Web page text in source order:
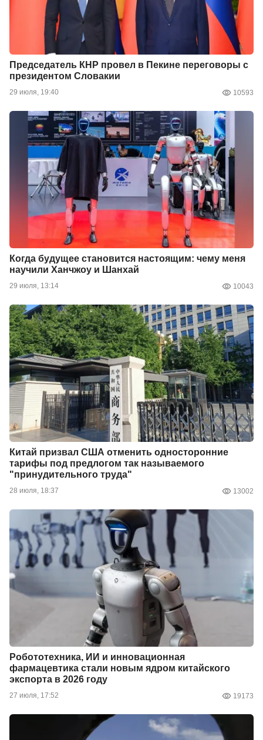
Председатель КНР провел в Пекине переговоры с
президентом Словакии
29 июля, 19:40 10593
Когда будущее становится настоящим: чему меня
научили Ханчжоу и Шанхай
29 июля, 13:14 10043
Китай призвал США отменить односторонние
тарифы под предлогом так называемого
"принудительного труда"
28 июля, 18:37 13002
Робототехника, ИИ и инновационная
фармацевтика стали новым ядром китайского
экспорта в 2026 году
27 июля, 17:52 19173